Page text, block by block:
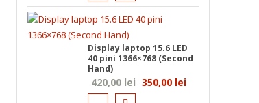
Display laptop 15.6 LED
40 pini 1366×768 (Second
Hand)
420,00lei Prețul
350,00 leiPrețul